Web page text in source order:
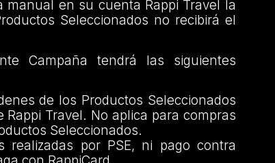
en su cuenta Rappi Travel la
Seleccionados no recibirá el
Campaña tendrá las siguientes
de los Productos Seleccionados
Travel. No aplica para compras
Seleccionados.
realizadas por PSE, ni pago contra